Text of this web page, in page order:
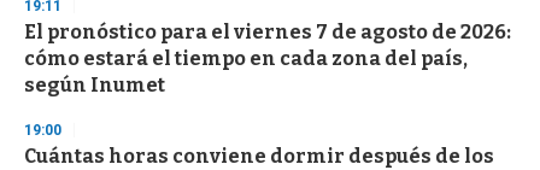
19:11
El pronóstico para el viernes 7 de agosto de 2026:
cómo estará el tiempo en cada zona del país,
según Inumet
19:00
Cuántas horas conviene dormir después de los